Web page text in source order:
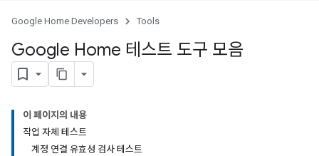
Google Home Developers Tools
Google Home 테스트 도구 모음
이 페이지의 내용
작업 자체 테스트
계정 연결 유효성 검사 테스트